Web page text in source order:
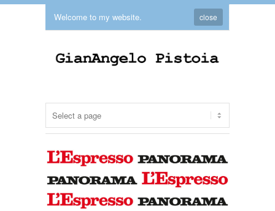
Welcome to my website. close